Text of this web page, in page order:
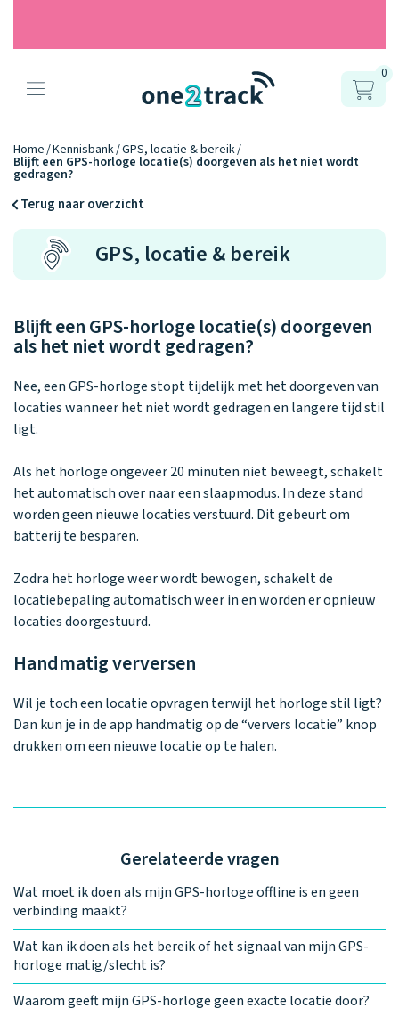
Producten
Onze gps
horloges
ConnectConnect
NEXT
Connect
Horloges
vergelijken
Tweedekans
horloges
Ontdek alle
horloges
Accessoires
Opladers
accessoires
Personaliseer
je bandje!
Kies je eigen
je horloge
helemaal van
jou.
Hoe werkt
het?
Ontdek hoe
het werkt
Zo werken het
kinderhorloge
one2track-app
samen.
Positie en GPS
Datakosten
Waarom one2track
Care
App updates
Blogs
Over ons
Ons verhaal
Werken bij
Stichting
Jarige Job
0
Home Kennisbank GPS, locatie & bereik
Blijft een GPS-horloge locatie(s) doorgeven als het niet wordt
gedragen?
Terug naar overzicht
GPS, locatie & bereik
Blijft een GPS-horloge locatie(s) doorgeven
als het niet wordt gedragen?
Nee, een GPS-horloge stopt tijdelijk met het doorgeven van
locaties wanneer het niet wordt gedragen en langere tijd stil
ligt.
Als het horloge ongeveer 20 minuten niet beweegt, schakelt
het automatisch over naar een slaapmodus. In deze stand
worden geen nieuwe locaties verstuurd. Dit gebeurt om
batterij te besparen.
Zodra het horloge weer wordt bewogen, schakelt de
locatiebepaling automatisch weer in en worden er opnieuw
locaties doorgestuurd.
Handmatig verversen
Wil je toch een locatie opvragen terwijl het horloge stil ligt?
Dan kun je in de app handmatig op de “ververs locatie” knop
drukken om een nieuwe locatie op te halen.
Gerelateerde vragen
Wat moet ik doen als mijn GPS-horloge offline is en geen
verbinding maakt?
Wat kan ik doen als het bereik of het signaal van mijn GPS-
horloge matig/slecht is?
Waarom geeft mijn GPS-horloge geen exacte locatie door?